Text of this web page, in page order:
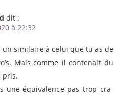
dit :
à 22:32
un similaire à celui que tu as de
Mais comme il contenait du
pris.
une équivalence pas trop cra-